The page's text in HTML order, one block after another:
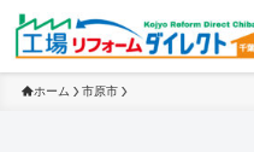
ホーム 市原市